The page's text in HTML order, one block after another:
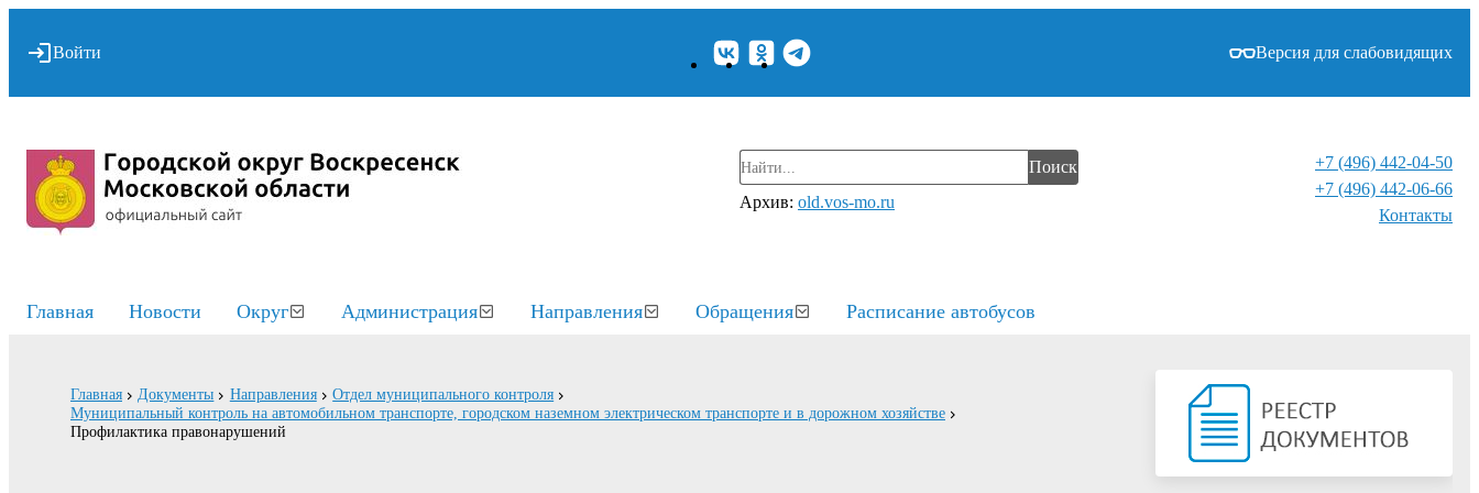
Войти Версия для слабовидящих
Поиск
Архив: old.vos-mo.ru
+7 (496) 442-04-50
+7 (496) 442-06-66
Контакты⁠
Главная Новости Округ Администрация Направления Обращения Расписание автобусов
Главная Документы Направления
Отдел муниципального контроля
Муниципальный контроль на автомобильном транспорте, городском наземном электрическом транспорте и в дорожном хозяйстве
Профилактика правонарушений